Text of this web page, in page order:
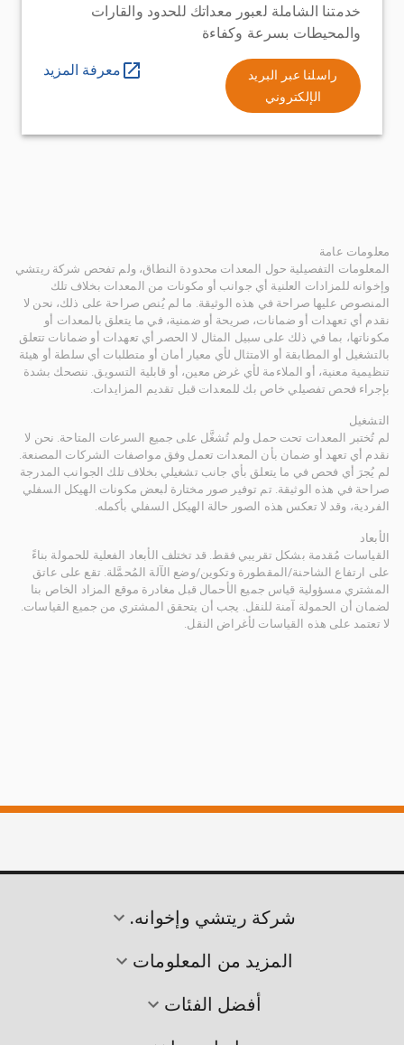
خدمتنا الشاملة لعبور معداتك للحدود والقارات
والمحيطات بسرعة وكفاءة
راسلنا عبر البريد
الإلكتروني
معرفة المزيد
معلومات عامة
المعلومات التفصيلية حول المعدات محدودة النطاق، ولم تفحص شركة ريتشي
وإخوانه للمزادات العلنية أي جوانب أو مكونات من المعدات بخلاف تلك
المنصوص عليها صراحة في هذه الوثيقة. ما لم يُنص صراحة على ذلك، نحن لا
نقدم أي تعهدات أو ضمانات، صريحة أو ضمنية، في ما يتعلق بالمعدات أو
مكوناتها، بما في ذلك على سبيل المثال لا الحصر أي تعهدات أو ضمانات تتعلق
بالتشغيل أو المطابقة أو الامتثال لأي معيار أمان أو متطلبات أي سلطة أو هيئة
تنظيمية معنية، أو الملاءمة لأي غرض معين، أو قابلية التسويق. ننصحك بشدة
بإجراء فحص تفصيلي خاص بك للمعدات قبل تقديم المزايدات.
التشغيل
لم تُختبر المعدات تحت حمل ولم تُشغَّل على جميع السرعات المتاحة. نحن لا
نقدم أي تعهد أو ضمان بأن المعدات تعمل وفق مواصفات الشركات المصنعة.
لم يُجرَ أي فحص في ما يتعلق بأي جانب تشغيلي بخلاف تلك الجوانب المدرجة
صراحة في هذه الوثيقة. تم توفير صور مختارة لبعض مكونات الهيكل السفلي
الفردية، وقد لا تعكس هذه الصور حالة الهيكل السفلي بأكمله.
الأبعاد
القياسات مُقدمة بشكل تقريبي فقط. قد تختلف الأبعاد الفعلية للحمولة بناءً
على ارتفاع الشاحنة/المقطورة وتكوين/وضع الآلة المُحمَّلة. تقع على عاتق
المشتري مسؤولية قياس جميع الأحمال قبل مغادرة موقع المزاد الخاص بنا
لضمان أن الحمولة آمنة للنقل. يجب أن يتحقق المشتري من جميع القياسات.
لا تعتمد على هذه القياسات لأغراض النقل.
شركة ريتشي وإخوانه.
المزيد من المعلومات
أفضل الفئات